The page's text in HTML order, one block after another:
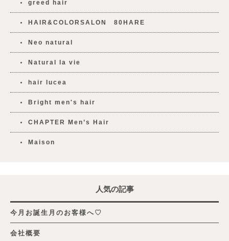
greed hair
HAIR&COLORSALON 80HARE
Neo natural
Natural la vie
hair lucea
Bright men's hair
CHAPTER Men’s Hair
Maison
人気の記事
今月お誕生月のお客様へ♡
会社概要